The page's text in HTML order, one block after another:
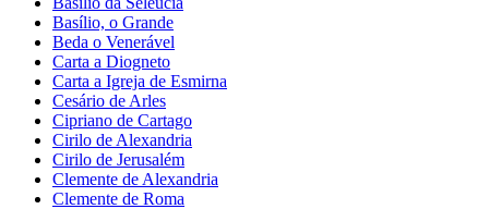
Basílio, o Grande
Beda o Venerável
Carta a Diogneto
Carta a Igreja de Esmirna
Cesário de Arles
Cipriano de Cartago
Cirilo de Alexandria
Cirilo de Jerusalém
Clemente de Alexandria
Clemente de Roma